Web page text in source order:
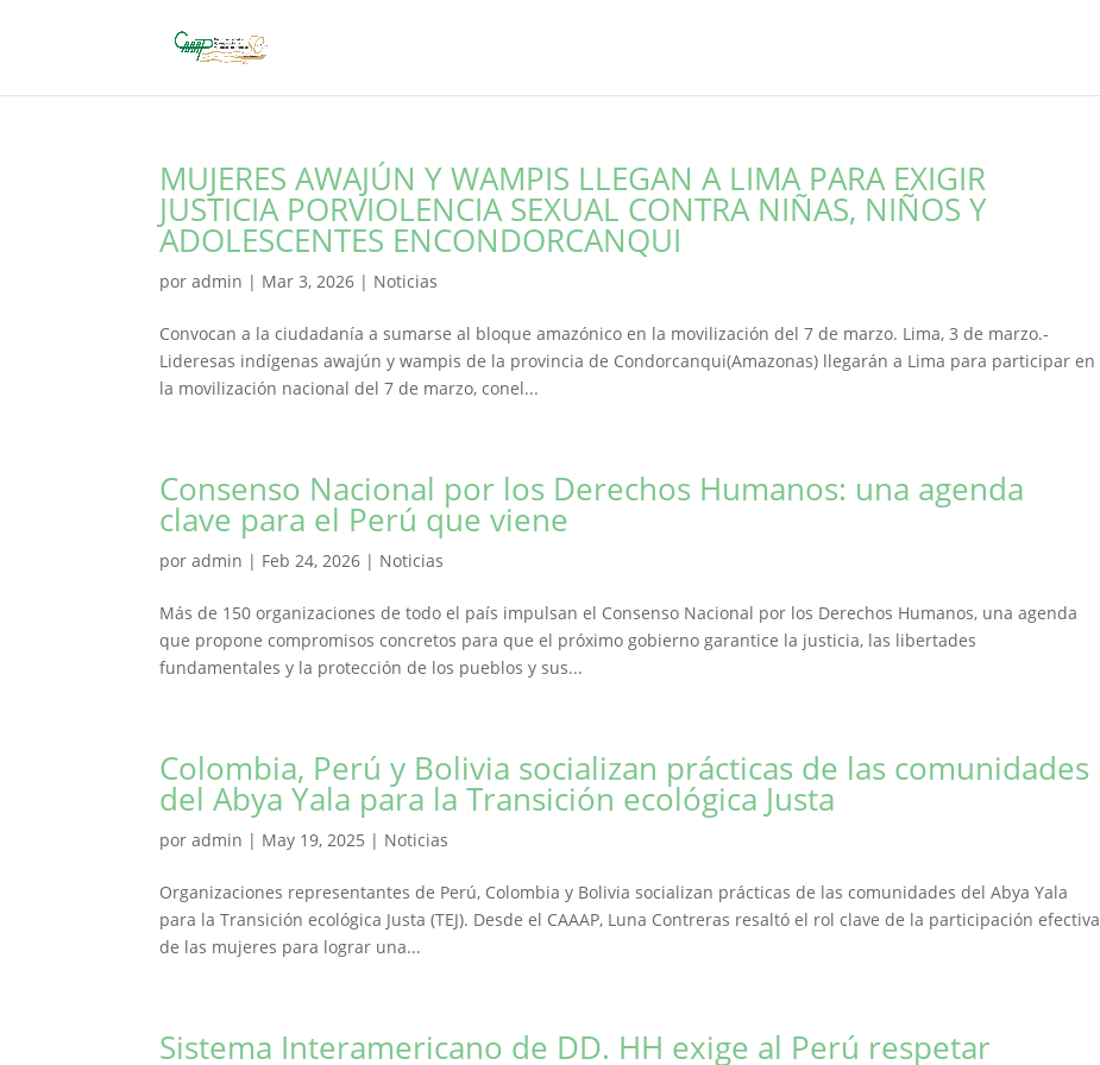
MUJERES AWAJÚN Y WAMPIS LLEGAN A LIMA PARA EXIGIR
JUSTICIA PORVIOLENCIA SEXUAL CONTRA NIÑAS, NIÑOS Y
ADOLESCENTES ENCONDORCANQUI
poradmin | Mar 3, 2026 | Noticias
Convocan a la ciudadanía a sumarse al bloque amazónico en la movilización del 7 de marzo. Lima, 3 de marzo.-
Lideresas indígenas awajún y wampis de la provincia de Condorcanqui(Amazonas) llegarán a Lima para participar en
la movilización nacional del 7 de marzo, conel...
Consenso Nacional por los Derechos Humanos: una agenda
clave para el Perú que viene
poradmin | Feb 24, 2026 | Noticias
Más de 150 organizaciones de todo el país impulsan el Consenso Nacional por los Derechos Humanos, una agenda
que propone compromisos concretos para que el próximo gobierno garantice la justicia, las libertades
fundamentales y la protección de los pueblos y sus...
Colombia, Perú y Bolivia socializan prácticas de las comunidades
del Abya Yala para la Transición ecológica Justa
poradmin | May 19, 2025 | Noticias
Organizaciones representantes de Perú, Colombia y Bolivia socializan prácticas de las comunidades del Abya Yala
para la Transición ecológica Justa (TEJ). Desde el CAAAP, Luna Contreras resaltó el rol clave de la participación efectiva
de las mujeres para lograr una...
Sistema Interamericano de DD. HH exige al Perú respetar